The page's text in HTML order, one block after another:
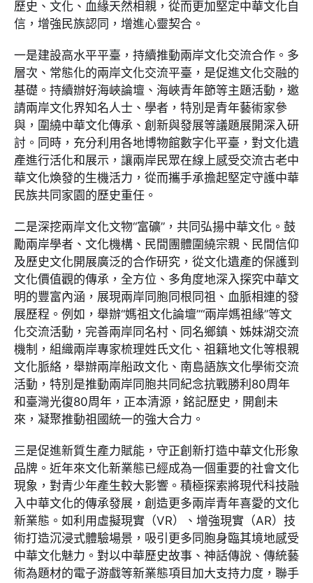
歷史、文化、血緣天然相親，從而更加堅定中華文化自
信，增強民族認同，增進心靈契合。
一是建設高水平平臺，持續推動兩岸文化交流合作。多
層次、常態化的兩岸文化交流平臺，是促進文化交融的
基礎。持續辦好海峽論壇、海峽青年節等主題活動，邀
請兩岸文化界知名人士、學者，特別是青年藝術家參
與，圍繞中華文化傳承、創新與發展等議題展開深入研
討。同時，充分利用各地博物館數字化平臺，對文化遺
產進行活化和展示，讓兩岸民眾在線上感受交流古老中
華文化煥發的生機活力，從而攜手承擔起堅定守護中華
民族共同家園的歷史重任。
二是深挖兩岸文化文物“富礦”，共同弘揚中華文化。鼓
勵兩岸學者、文化機構、民間團體圍繞宗親、民間信仰
及歷史文化開展廣泛的合作研究，從文化遺產的保護到
文化價值觀的傳承，全方位、多角度地深入探究中華文
明的豐富內涵，展現兩岸同胞同根同祖、血脈相連的發
展歷程。例如，舉辦“媽祖文化論壇”“兩岸媽祖緣”等文
化交流活動，完善兩岸同名村、同名鄉鎮、姊妹湖交流
機制，組織兩岸專家梳理姓氏文化、祖籍地文化等根親
文化脈絡，舉辦兩岸船政文化、南島語族文化學術交流
活動，特別是推動兩岸同胞共同紀念抗戰勝利80周年
和臺灣光復80周年，正本清源，銘記歷史，開創未
來，凝聚推動祖國統一的強大合力。
三是促進新質生產力賦能，守正創新打造中華文化形象
品牌。近年來文化新業態已經成為一個重要的社會文化
現象，對青少年產生較大影響。積極探索將現代科技融
入中華文化的傳承發展，創造更多兩岸青年喜愛的文化
新業態。如利用虛擬現實（VR）、增強現實（AR）技
術打造沉浸式體驗場景，吸引更多同胞身臨其境地感受
中華文化魅力。對以中華歷史故事、神話傳說、傳統藝
術為題材的電子游戲等新業態項目加大支持力度，聯手